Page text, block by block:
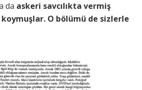
da askeri savcılıkta vermiş
O bölümü de sizlerle